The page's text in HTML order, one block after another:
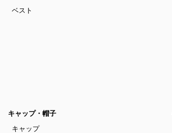
ベスト
キャップ・帽子
キャップ